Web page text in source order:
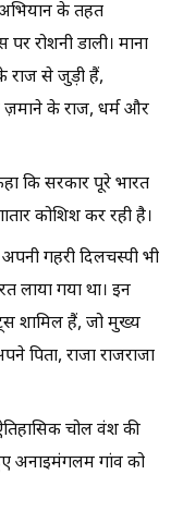
अभियान के तहत
रोशनी डाली। माना
राज से जुड़ी हैं,
ज़माने के राज, धर्म और
कि सरकार पूरे भारत
कोशिश कर रही है।
गहरी दिलचस्पी भी
लाया गया था। इन
शामिल हैं, जो मुख्य
पिता, राजा राजराजा
चोल वंश की
अनाइमंगलम गांव को